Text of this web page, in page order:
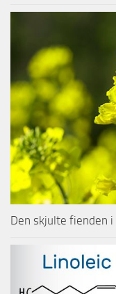
Den skjulte fienden